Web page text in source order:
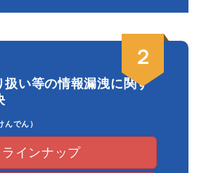
。
のUSBロック機能
ました
のWindowsPro
合が確認されました。
Ver2.2.14 にて不具合改修さ
２
扱い等の情報漏洩に関す
んでん）
ラインナップ